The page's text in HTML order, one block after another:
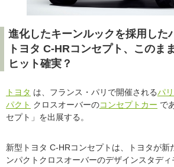
進化したキーンルックを採用した
トヨタ C-HRコンセプト、このま
ヒット確実？
トヨタ は、フランス・パリで開催されるパ
パクト クロスオーバーのコンセプトカー で
セプト」を出展する。
新型トヨタ C-HRコンセプトは、トヨタが新
ンパクトクロスオーバーのデザインスタデ